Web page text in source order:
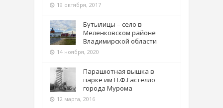
19 октября, 2017
Бутылицы – село в
Меленковском районе
Владимирской области
14 ноября, 2020
Парашютная вышка в
парке им Н.Ф.Гастелло
города Мурома
12 марта, 2016